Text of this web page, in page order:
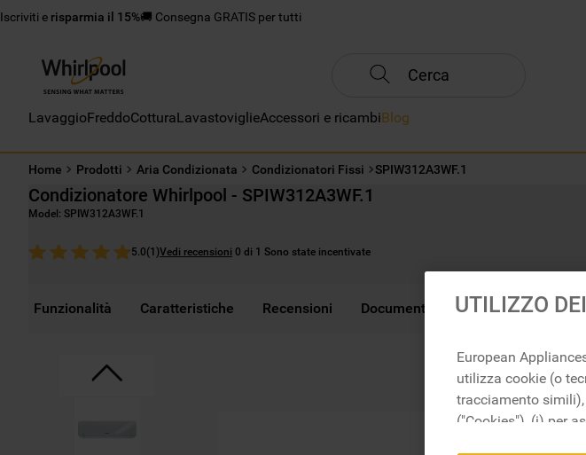
Iscriviti e risparmia il 15%🚚 Consegna GRATIS per tutti
Cerca
LavaggioFreddoCotturaLavastoviglieAccessori e ricambiBlog
Home Prodotti Aria Condizionata Condizionatori Fissi SPIW312A3WF.1
Condizionatore Whirlpool - SPIW312A3WF.1
Model: SPIW312A3WF.1
5.0(1 )Vedi recensioni 0 di 1 Sono state incentivate
Funzionalità Caratteristiche Recensioni Documenti UTILIZZO
European
utilizza cookie (o
tracciamento
("Cookies"), (i) per